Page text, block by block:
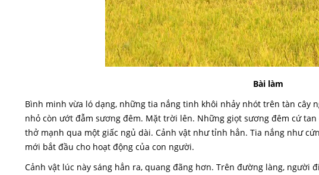
Bài làm
Bình minh vừa ló dạng, những tia nắng tinh khôi nhảy nhót trên tàn cây
nhỏ còn ướt đẫm sương đêm. Mặt trời lên. Những giọt sương đêm cứ
thở mạnh qua một giấc ngủ dài. Cảnh vật như tỉnh hẳn. Tia nắng như
mới bắt đầu cho hoạt động của con người.
Cảnh vật lúc này sáng hẳn ra, quang đãng hơn. Trên đường làng, người